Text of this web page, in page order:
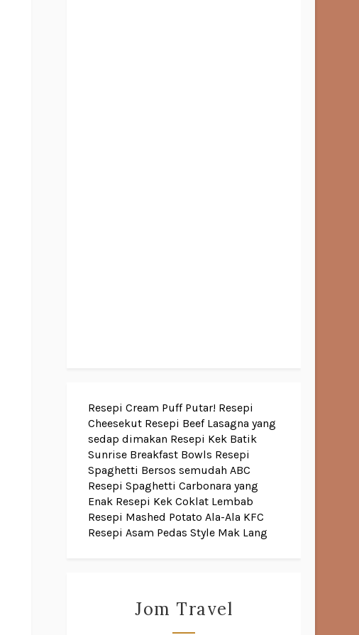
Resepi Cream Puff Putar! Resepi
Cheesekut Resepi Beef Lasagna yang
sedap dimakan Resepi Kek Batik
Sunrise Breakfast Bowls Resepi
Spaghetti Bersos semudah ABC
Resepi Spaghetti Carbonara yang
Enak Resepi Kek Coklat Lembab
Resepi Mashed Potato Ala-Ala KFC
Resepi Asam Pedas Style Mak Lang
Jom Travel